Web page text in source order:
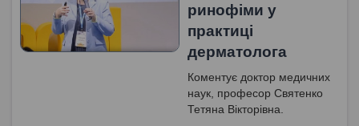
ринофіми у
практиці
дерматолога
Коментує доктор медичних
наук, професор Святенко
Тетяна Вікторівна.